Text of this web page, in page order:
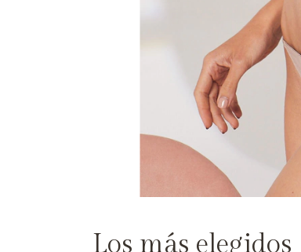
Los más elegidos